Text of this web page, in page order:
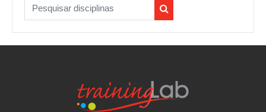
Pesquisar disciplinas
Pesquisar disciplinas